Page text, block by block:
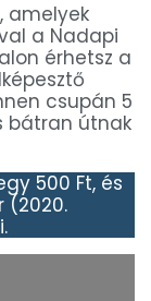
amelyek
a Nadapi
érhetsz a
csupán 5
bátran útnak
500 Ft, és
(2020.